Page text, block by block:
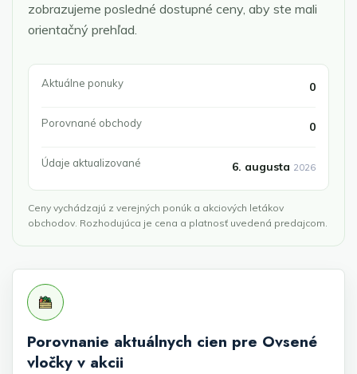
zobrazujeme posledné dostupné ceny, aby ste mali
orientačný prehľad.
Aktuálne ponuky 0
Porovnané obchody 0
Údaje aktualizované 6. augusta 2026
Ceny vychádzajú z verejných ponúk a akciových letákov
obchodov. Rozhodujúca je cena a platnosť uvedená predajcom.
Porovnanie aktuálnych cien pre Ovsené
vločky v akcii